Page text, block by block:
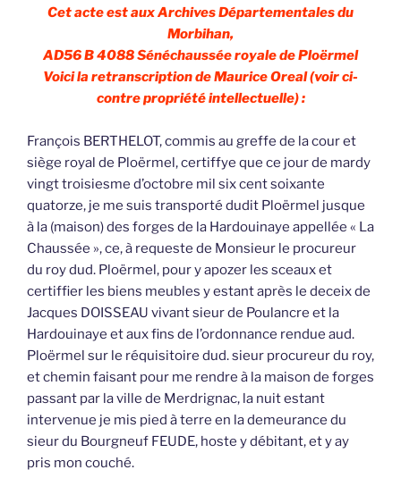
Cet acte est aux Archives Départementales du
Morbihan,
AD56 B 4088 Sénéchaussée royale de Ploërmel
Voici la retranscription de Maurice Oreal (voir ci-
contre propriété intellectuelle) :
François BERTHELOT, commis au greffe de la cour et
siège royal de Ploërmel, certiffye que ce jour de mardy
vingt troisiesme d’octobre mil six cent soixante
quatorze, je me suis transporté dudit Ploërmel jusque
à la (maison) des forges de la Hardouinaye appellée « La
Chaussée », ce, à requeste de Monsieur le procureur
du roy dud. Ploërmel, pour y apozer les sceaux et
certiffier les biens meubles y estant après le deceix de
Jacques DOISSEAU vivant sieur de Poulancre et la
Hardouinaye et aux fins de l’ordonnance rendue aud.
Ploërmel sur le réquisitoire dud. sieur procureur du roy,
et chemin faisant pour me rendre à la maison de forges
passant par la ville de Merdrignac, la nuit estant
intervenue je mis pied à terre en la demeurance du
sieur du Bourgneuf FEUDE, hoste y débitant, et y ay
pris mon couché.